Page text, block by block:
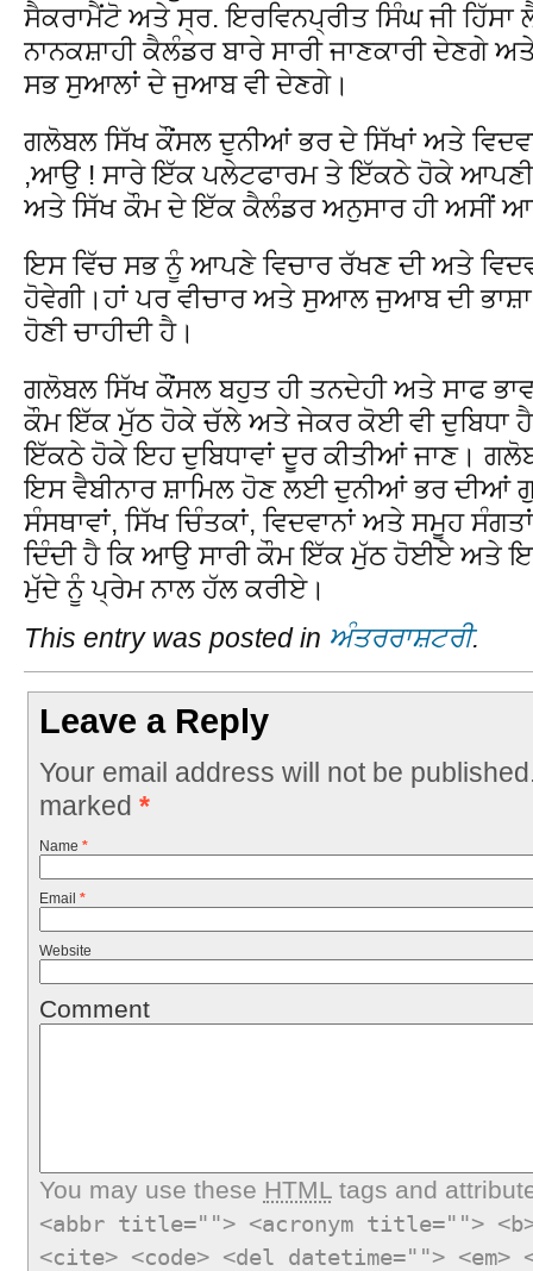
ਸੈਕਰਾਮੈਂਟੋ ਅਤੇ ਸ੍ਰ. ਇਰਵਿਨਪ੍ਰੀਤ ਸਿੰਘ ਜੀ
ਨਾਨਕਸ਼ਾਹੀ ਕੈਲੰਡਰ ਬਾਰੇ ਸਾਰੀ ਜਾਣਕਾਰੀ ਦੇਣਗੇ
ਸਭ ਸੁਆਲਾਂ ਦੇ ਜੁਆਬ ਵੀ ਦੇਣਗੇ।
ਗਲੋਬਲ ਸਿੱਖ ਕੌਂਸਲ ਦੁਨੀਆਂ ਭਰ ਦੇ ਸਿੱਖਾਂ ਅਤੇ
,ਆਉ ! ਸਾਰੇ ਇੱਕ ਪਲੇਟਫਾਰਮ ਤੇ ਇੱਕਠੇ ਹੋਕੇ
ਅਤੇ ਸਿੱਖ ਕੌਮ ਦੇ ਇੱਕ ਕੈਲੰਡਰ ਅਨੁਸਾਰ ਹੀ ਅਸੀਂ
ਇਸ ਵਿੱਚ ਸਭ ਨੂੰ ਆਪਣੇ ਵਿਚਾਰ ਰੱਖਣ ਦੀ ਅਤੇ
ਹੋਵੇਗੀ।ਹਾਂ ਪਰ ਵੀਚਾਰ ਅਤੇ ਸੁਆਲ ਜੁਆਬ ਦੀ
ਹੋਣੀ ਚਾਹੀਦੀ ਹੈ।
ਗਲੋਬਲ ਸਿੱਖ ਕੌਂਸਲ ਬਹੁਤ ਹੀ ਤਨਦੇਹੀ ਅਤੇ ਸਾਫ
ਕੌਮ ਇੱਕ ਮੁੱਠ ਹੋਕੇ ਚੱਲੇ ਅਤੇ ਜੇਕਰ ਕੋਈ ਵੀ ਦੁਬਿਧਾ ਹੈ
ਇੱਕਠੇ ਹੋਕੇ ਇਹ ਦੁਬਿਧਾਵਾਂ ਦੂਰ ਕੀਤੀਆਂ ਜਾਣ।
ਇਸ ਵੈਬੀਨਾਰ ਸ਼ਾਮਿਲ ਹੋਣ ਲਈ ਦੁਨੀਆਂ ਭਰ ਦੀਆਂ
ਸੰਸਥਾਵਾਂ, ਸਿੱਖ ਚਿੰਤਕਾਂ, ਵਿਦਵਾਨਾਂ ਅਤੇ ਸਮੂਹ
ਦਿੰਦੀ ਹੈ ਕਿ ਆਉ ਸਾਰੀ ਕੌਮ ਇੱਕ ਮੁੱਠ ਹੋਈਏ ਅਤੇ
ਮੁੱਦੇ ਨੂੰ ਪ੍ਰੇਮ ਨਾਲ ਹੱਲ ਕਰੀਏ।
This entry was posted in ਅੰਤਰਰਾਸ਼ਟਰੀ.
Leave a Reply
Your email address will not be
marked *
Name *
Email *
Website
Comment
You may use these HTMLtags and
<abbr title=""> <acronym title="">
<cite> <code> <del datetime="">